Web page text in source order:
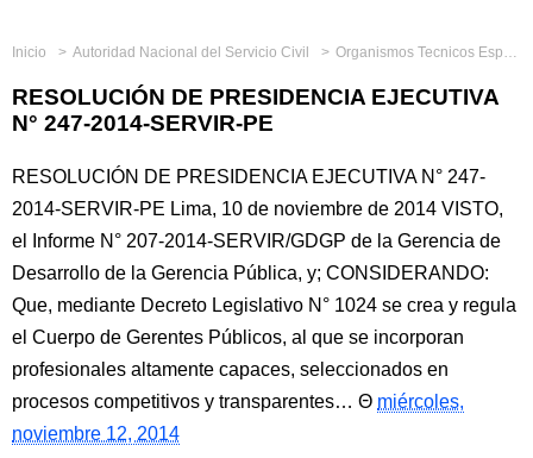
Inicio Autoridad Nacional del Servicio Civil Organismos Tecnicos Especializados
RESOLUCIÓN DE PRESIDENCIA EJECUTIVA
N° 247-2014-SERVIR-PE
RESOLUCIÓN DE PRESIDENCIA EJECUTIVA N° 247-
2014-SERVIR-PE Lima, 10 de noviembre de 2014 VISTO,
el Informe N° 207-2014-SERVIR/GDGP de la Gerencia de
Desarrollo de la Gerencia Pública, y; CONSIDERANDO:
Que, mediante Decreto Legislativo N° 1024 se crea y regula
el Cuerpo de Gerentes Públicos, al que se incorporan
profesionales altamente capaces, seleccionados en
procesos competitivos y transparentes…
miércoles,
noviembre 12, 2014